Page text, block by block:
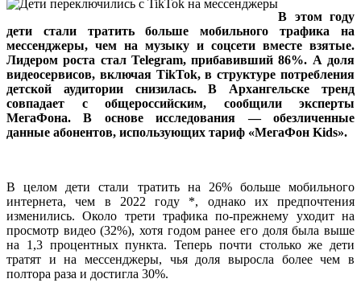
В этом году
дети стали тратить больше мобильного трафика на
мессенджеры, чем на музыку и соцсети вместе взятые.
Лидером роста стал Telegram, прибавивший 86%. А доля
видеосервисов, включая TikTok, в структуре потребления
детской аудитории снизилась. В Архангельске тренд
совпадает с общероссийским, сообщили эксперты
МегаФона. В основе исследования — обезличенные
данные абонентов, использующих тариф «МегаФон Kids».
В целом дети стали тратить на 26% больше мобильного
интернета, чем в 2022 году *, однако их предпочтения
изменились. Около трети трафика по-прежнему уходит на
просмотр видео (32%), хотя годом ранее его доля была выше
на 1,3 процентных пункта. Теперь почти столько же дети
тратят и на мессенджеры, чья доля выросла более чем в
полтора раза и достигла 30%.